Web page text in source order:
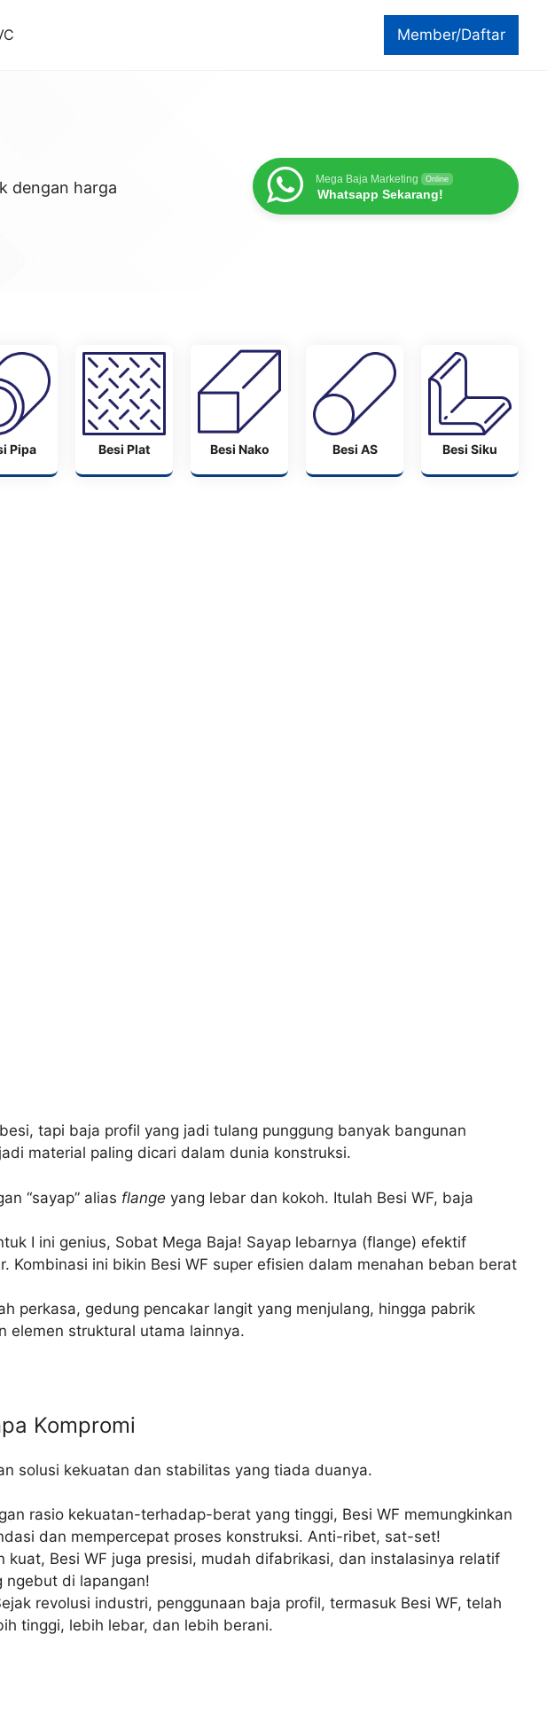
Member/Daftar
dengan harga
Mega Baja Marketing Online
Whatsapp Sekarang!
Pipa Besi Plat Besi Nako Besi AS Besi Siku
tapi baja profil yang jadi tulang punggung banyak bangunan
material paling dicari dalam dunia konstruksi.
“sayap” alias flange yang lebar dan kokoh. Itulah Besi WF, baja
I ini genius, Sobat Mega Baja! Sayap lebarnya (flange) efektif
ini bikin Besi WF super efisien dalam menahan beban berat
perkasa, gedung pencakar langit yang menjulang, hingga pabrik
elemen struktural utama lainnya.
Kompromi
solusi kekuatan dan stabilitas yang tiada duanya.
rasio kekuatan-terhadap-berat yang tinggi, Besi WF memungkinkan
dan mempercepat proses konstruksi. Anti-ribet, sat-set!
kuat, Besi WF juga presisi, mudah difabrikasi, dan instalasinya relatif
ngebut di lapangan!
revolusi industri, penggunaan baja profil, termasuk Besi WF, telah
tinggi, lebih lebar, dan lebih berani.